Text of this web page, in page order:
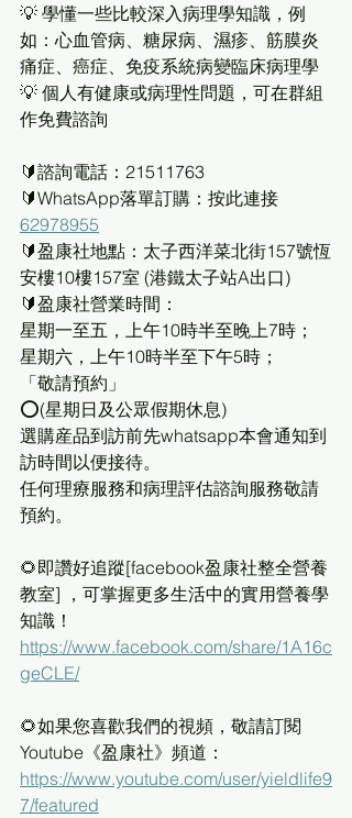
💡 學懂一些比較深入病理學知識，例
如：心血管病、糖尿病、濕疹、筋膜炎
痛症、癌症、免疫系統病變臨床病理學
💡 個人有健康或病理性問題，可在群組
作免費諮詢
🔰諮詢電話：21511763
🔰WhatsApp落單訂購：按此連接
62978955
🔰盈康社地點：太子西洋菜北街157號恆
安樓10樓157室 (港鐵太子站A出口)
🔰盈康社營業時間：
星期一至五，上午10時半至晚上7時；
星期六，上午10時半至下午5時；
「敬請預約」
⭕(星期日及公眾假期休息)
選購産品到訪前先whatsapp本會通知到
訪時間以便接待。
任何理療服務和病理評估諮詢服務敬請
預約。
🌻即讚好追蹤[facebook盈康社整全營養
教室] ，可掌握更多生活中的實用營養學
知識！
https://www.facebook.com/share/1A16c
geCLE/
🌻如果您喜歡我們的視頻，敬請訂閱
Youtube《盈康社》頻道：
https://www.youtube.com/user/yieldlife9
7/featured